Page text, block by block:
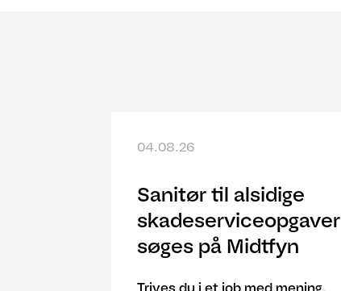
04.08.26
Sanitør til alsidige
skadeserviceopgaver
søges på Midtfyn
Trives du i et job med mening,